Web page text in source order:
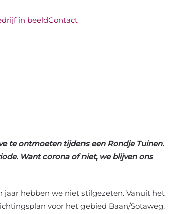
in beeldContact
te ontmoeten tijdens een Rondje Tuinen.
Want corona of niet, we blijven ons
hebben we niet stilgezeten. Vanuit het
voor het gebied Baan/Sotaweg.